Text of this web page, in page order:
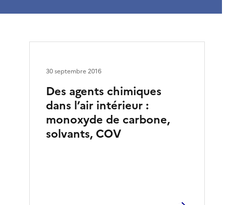
Des agents chimiques
dans l’air intérieur :
monoxyde de carbone,
solvants, COV
30 septembre 2016